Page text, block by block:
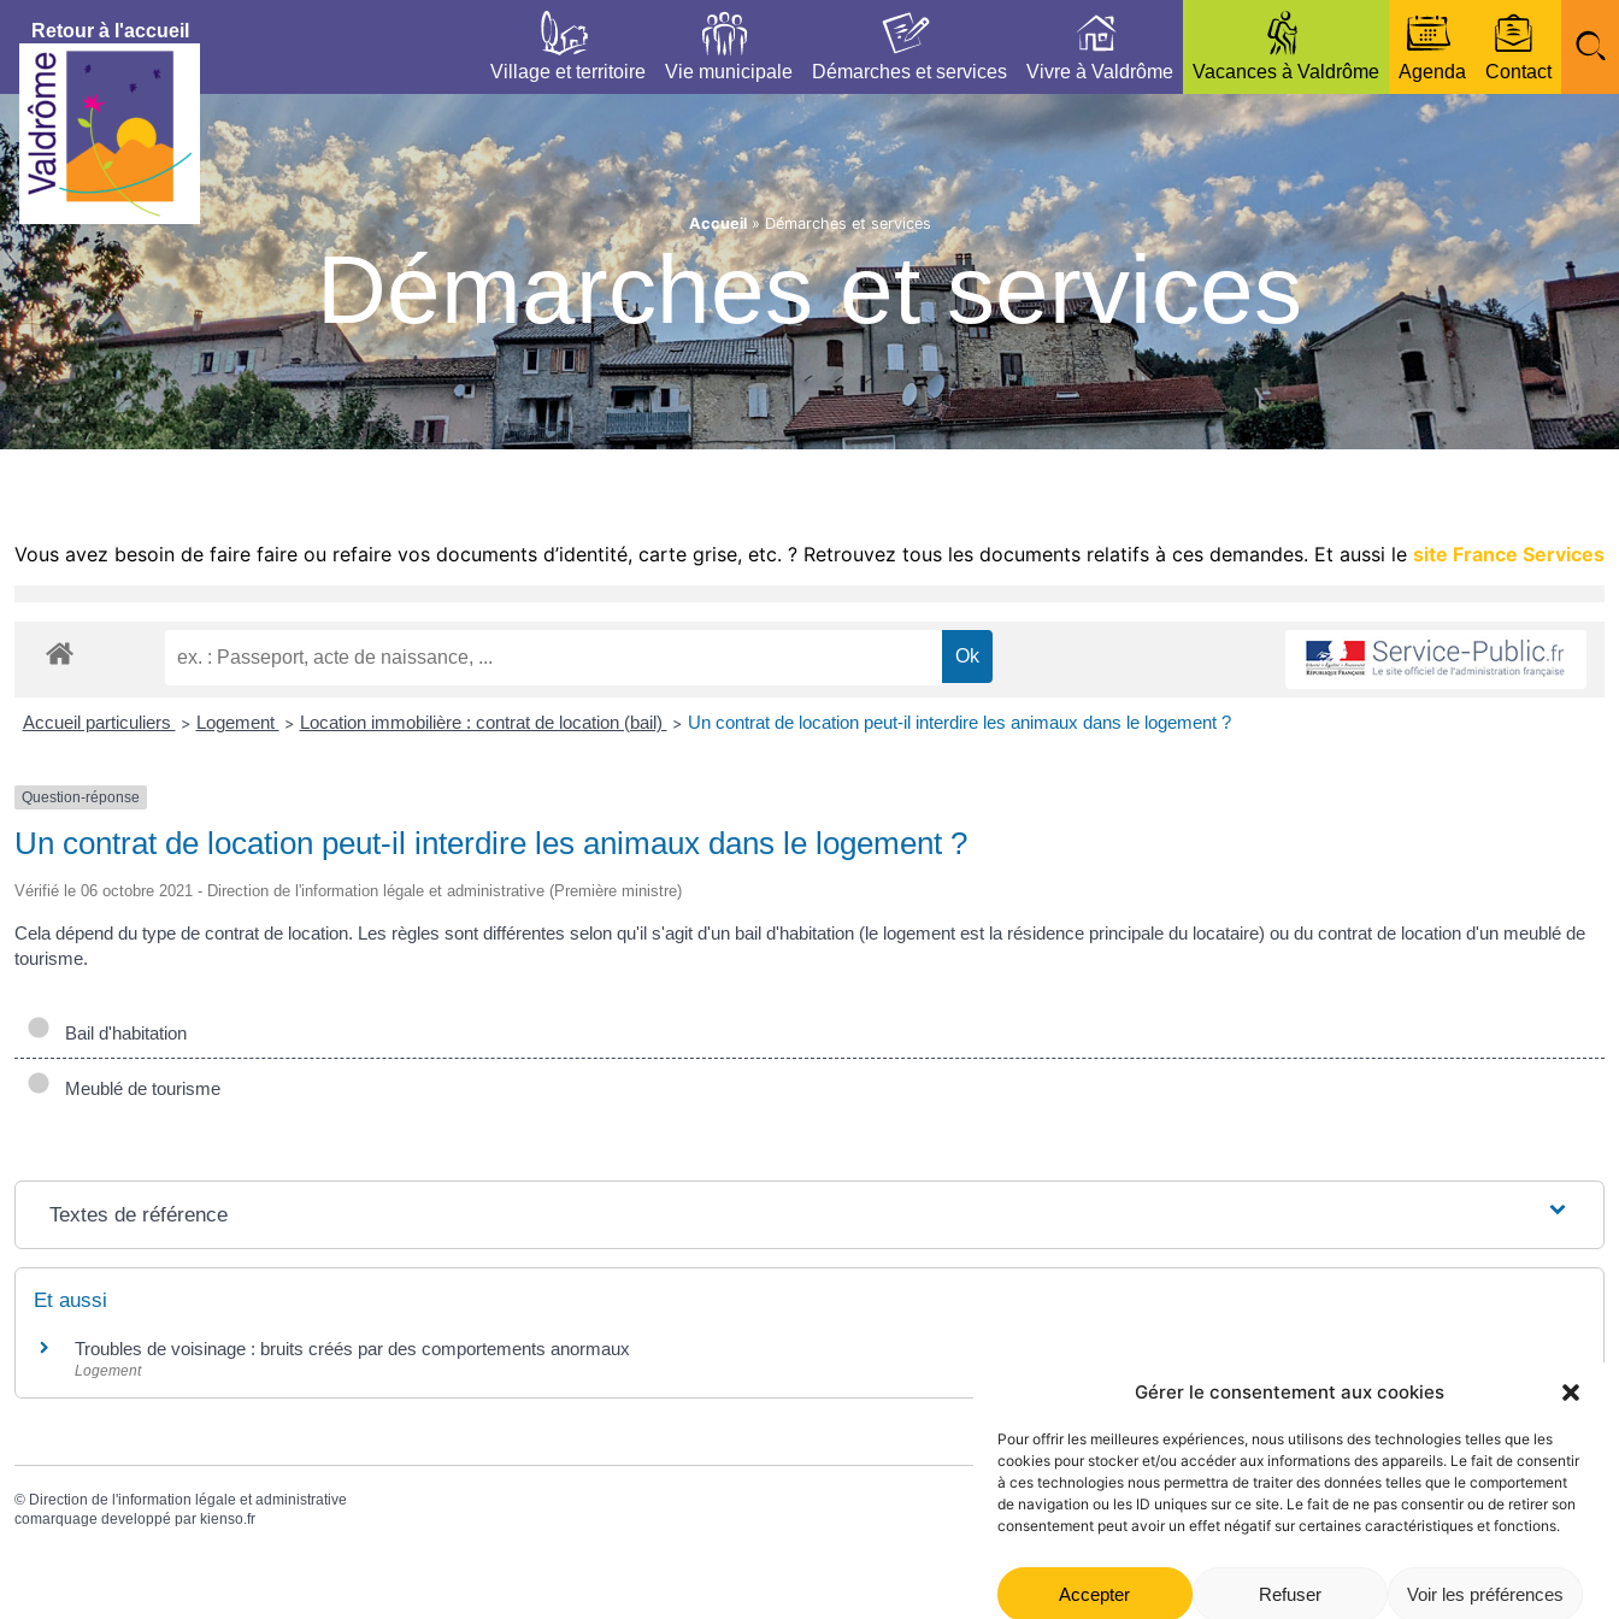
Gérer le consentement aux cookies
Pour offrir les meilleures expériences, nous utilisons des technologies telles que les
cookies pour stocker et/ou accéder aux informations des appareils. Le fait de consentir
à ces technologies nous permettra de traiter des données telles que le comportement
de navigation ou les ID uniques sur ce site. Le fait de ne pas consentir ou de retirer son
consentement peut avoir un effet négatif sur certaines caractéristiques et fonctions.
Accepter Refuser Voir les préférences
Retour à l'accueil
Village et territoire
Vie municipale Démarches et services Vivre à Valdrôme Vacances à Valdrôme Agenda Contact
Accueil»Démarches et services
Démarches et services
Vous avez besoin de faire faire ou refaire vos documents d’identité, carte grise, etc. ? Retrouvez tous les documents relatifs à ces demandes. Et aussi le site France Services
Accueil particuliers > Logement > Location immobilière : contrat de location (bail) > Un contrat de location peut-il interdire les animaux dans le logement ?
Question-réponse
Un contrat de location peut-il interdire les animaux dans le logement ?
Vérifié le 06 octobre 2021 - Direction de l'information légale et administrative (Première ministre)
Cela dépend du type de contrat de location. Les règles sont différentes selon qu'il s'agit d'un bail d'habitation (le logement est la résidence principale du locataire) ou du contrat de location d'un meublé de
tourisme.
Bail d'habitation
Meublé de tourisme
Textes de référence
Et aussi
Troubles de voisinage : bruits créés par des comportements anormaux
Logement
© Direction de l'information légale et administrative
comarquage developpé par kienso.fr